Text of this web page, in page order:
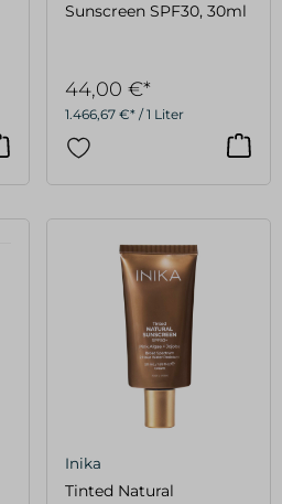
Sunscreen SPF30, 30ml
1.466,67 €* / 1 Liter
44,00 €*
Inika
Tinted Natural